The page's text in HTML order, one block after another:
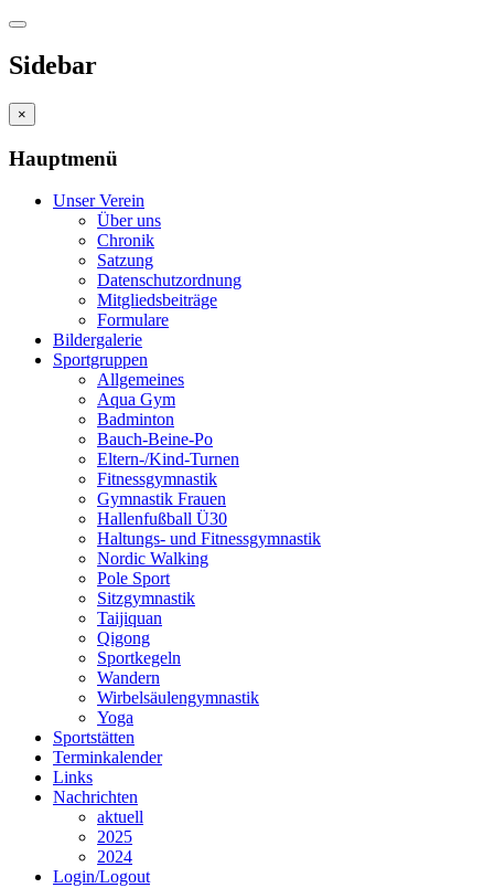
Sidebar
×
Hauptmenü
Unser Verein
Über uns
Chronik
Satzung
Datenschutzordnung
Mitgliedsbeiträge
Formulare
Bildergalerie
Sportgruppen
Allgemeines
Aqua Gym
Badminton
Bauch-Beine-Po
Eltern-/Kind-Turnen
Fitnessgymnastik
Gymnastik Frauen
Hallenfußball Ü30
Haltungs- und Fitnessgymnastik
Nordic Walking
Pole Sport
Sitzgymnastik
Taijiquan
Qigong
Sportkegeln
Wandern
Wirbelsäulengymnastik
Yoga
Sportstätten
Terminkalender
Links
Nachrichten
aktuell
2025
2024
Login/Logout